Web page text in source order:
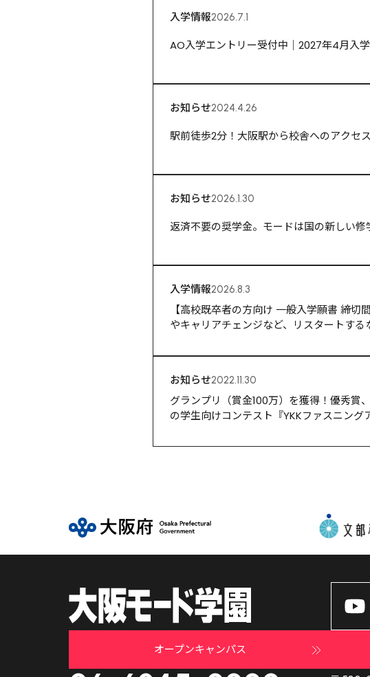
入学情報2026.7.1
AO入学エントリー受付中｜2027年4月入
お知らせ2024.4.26
駅前徒歩2分！大阪駅から校舎へのアクセ
お知らせ2026.1.30
返済不要の奨学金。モードは国の新しい修
入学情報2026.8.3
【高校既卒者の方向け 一般入学願書 締
やキャリアチェンジなど、リスタートする
お知らせ2022.11.30
グランプリ（賞金100万）を獲得！優秀賞
の学生向けコンテスト『YKKファスニング
オープンキャンパス